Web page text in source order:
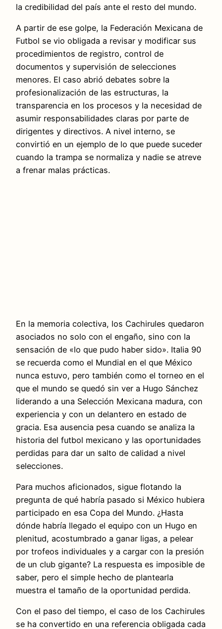
la credibilidad del país ante el resto del mundo.
A partir de ese golpe, la Federación Mexicana de
Futbol se vio obligada a revisar y modificar sus
procedimientos de registro, control de
documentos y supervisión de selecciones
menores. El caso abrió debates sobre la
profesionalización de las estructuras, la
transparencia en los procesos y la necesidad de
asumir responsabilidades claras por parte de
dirigentes y directivos. A nivel interno, se
convirtió en un ejemplo de lo que puede suceder
cuando la trampa se normaliza y nadie se atreve
a frenar malas prácticas.
En la memoria colectiva, los Cachirules quedaron
asociados no solo con el engaño, sino con la
sensación de «lo que pudo haber sido». Italia 90
se recuerda como el Mundial en el que México
nunca estuvo, pero también como el torneo en el
que el mundo se quedó sin ver a Hugo Sánchez
liderando a una Selección Mexicana madura, con
experiencia y con un delantero en estado de
gracia. Esa ausencia pesa cuando se analiza la
historia del futbol mexicano y las oportunidades
perdidas para dar un salto de calidad a nivel
selecciones.
Para muchos aficionados, sigue flotando la
pregunta de qué habría pasado si México hubiera
participado en esa Copa del Mundo. ¿Hasta
dónde habría llegado el equipo con un Hugo en
plenitud, acostumbrado a ganar ligas, a pelear
por trofeos individuales y a cargar con la presión
de un club gigante? La respuesta es imposible de
saber, pero el simple hecho de plantearla
muestra el tamaño de la oportunidad perdida.
Con el paso del tiempo, el caso de los Cachirules
se ha convertido en una referencia obligada cada